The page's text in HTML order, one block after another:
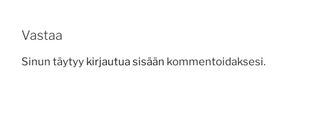
Vastaa
Sinun täytyy kirjautua sisään kommentoidaksesi.